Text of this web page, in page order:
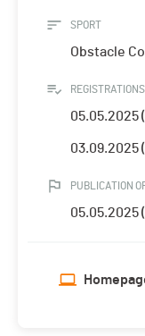
SPORT
Obstacle
REGISTRATIONS
05.05.2025
03.09.2025
PUBLICATION
05.05.2025